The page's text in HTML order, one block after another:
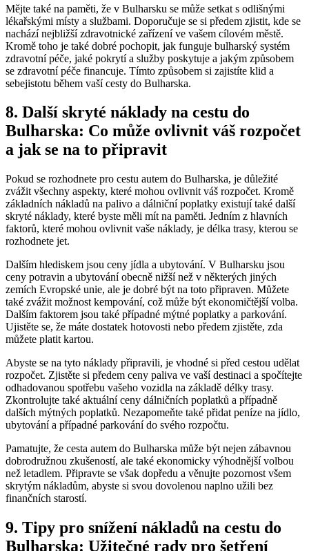
Mějte také na paměti, že v Bulharsku se může setkat s odlišnými
lékařskými místy a službami. Doporučuje se si předem zjistit, kde se
nachází nejbližší zdravotnické zařízení ve vašem cílovém městě.
Kromě toho je také dobré pochopit, jak funguje bulharský systém
zdravotní péče, jaké pokrytí a služby poskytuje a jakým způsobem
se zdravotní péče financuje. Tímto způsobem si zajistíte klid a
sebejistotu během vaší cesty do Bulharska.
8. Další skryté náklady na cestu do
Bulharska: Co může ovlivnit váš rozpočet
a jak se na to připravit
Pokud se rozhodnete pro cestu autem do Bulharska, je důležité
zvážit všechny aspekty, které mohou ovlivnit váš rozpočet. Kromě
základních nákladů na palivo a dálniční poplatky existují také další
skryté náklady, které byste měli mít na paměti. Jedním z hlavních
faktorů, které mohou ovlivnit vaše náklady, je délka trasy, kterou se
rozhodnete jet.
Dalším hlediskem jsou ceny jídla a ubytování. V Bulharsku jsou
ceny potravin a ubytování obecně nižší než v některých jiných
zemích Evropské unie, ale je dobré být na toto připraven. Můžete
také zvážit možnost kempování, což může být ekonomičtější volba.
Dalším faktorem jsou také případné mýtné poplatky a parkování.
Ujistěte se, že máte dostatek hotovosti nebo předem zjistěte, zda
můžete platit kartou.
Abyste se na tyto náklady připravili, je vhodné si před cestou udělat
rozpočet. Zjistěte si předem ceny paliva ve vaší destinaci a spočítejte
odhadovanou spotřebu vašeho vozidla na základě délky trasy.
Zkontrolujte také aktuální ceny dálničních poplatků a případně
dalších mýtných poplatků. Nezapomeňte také přidat peníze na jídlo,
ubytování a případné parkování do svého rozpočtu.
Pamatujte, že cesta autem do Bulharska může být nejen zábavnou
dobrodružnou zkušeností, ale také ekonomicky výhodnější volbou
než letadlem. Připravte se však dopředu a věnujte pozornost všem
skrytým nákladům, abyste si svou dovolenou naplno užili bez
finančních starostí.
9. Tipy pro snížení nákladů na cestu do
Bulharska: Užitečné rady pro šetření